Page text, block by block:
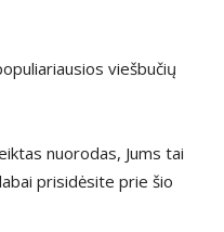
viešbučių
nuorodas, Jums tai
prisidėsite prie šio